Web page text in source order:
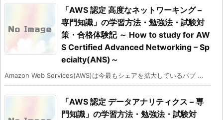
「AWS 認定 高度なネットワーキング –
専門知識」の学習方法・勉強法・試験対
策・合格体験記 ～ How to study for AW
S Certified Advanced Networking – Sp
ecialty(ANS)～
Amazon Web Services(AWS)は今最もシェアを拡大しているパブ ...
「AWS 認定 データアナリティクス – 専
門知識」の学習方法・勉強法・試験対